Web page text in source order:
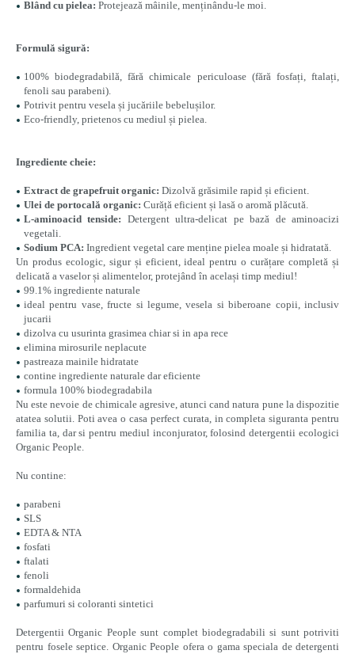
Blând cu pielea: Protejează mâinile, menținându-le moi.
Formulă sigură:
100% biodegradabilă, fără chimicale periculoase (fără fosfați, ftalați,
fenoli sau parabeni).
Potrivit pentru vesela și jucăriile bebelușilor.
Eco-friendly, prietenos cu mediul și pielea.
Ingrediente cheie:
Extract de grapefruit organic: Dizolvă grăsimile rapid și eficient.
Ulei de portocală organic: Curăță eficient și lasă o aromă plăcută.
L-aminoacid tenside: Detergent ultra-delicat pe bază de aminoacizi
vegetali.
Sodium PCA: Ingredient vegetal care menține pielea moale și hidratată.
Un produs ecologic, sigur și eficient, ideal pentru o curățare completă și
delicată a vaselor și alimentelor, protejând în același timp mediul!
99.1% ingrediente naturale
ideal pentru vase, fructe si legume, vesela si biberoane copii, inclusiv
jucarii
dizolva cu usurinta grasimea chiar si in apa rece
elimina mirosurile neplacute
pastreaza mainile hidratate
contine ingrediente naturale dar eficiente
formula 100% biodegradabila
Nu este nevoie de chimicale agresive, atunci cand natura pune la dispozitie
atatea solutii. Poti avea o casa perfect curata, in completa siguranta pentru
familia ta, dar si pentru mediul inconjurator, folosind detergentii ecologici
Organic People.
Nu contine:
parabeni
SLS
EDTA & NTA
fosfati
ftalati
fenoli
formaldehida
parfumuri si coloranti sintetici
Detergentii Organic People sunt complet biodegradabili si sunt potriviti
pentru fosele septice. Organic People ofera o gama speciala de detergenti